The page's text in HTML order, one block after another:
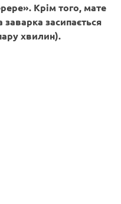
Крім того, мате
засипається
хвилин).